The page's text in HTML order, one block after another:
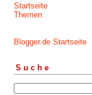
Startseite
Themen
Blogger.de Startseite
Suche